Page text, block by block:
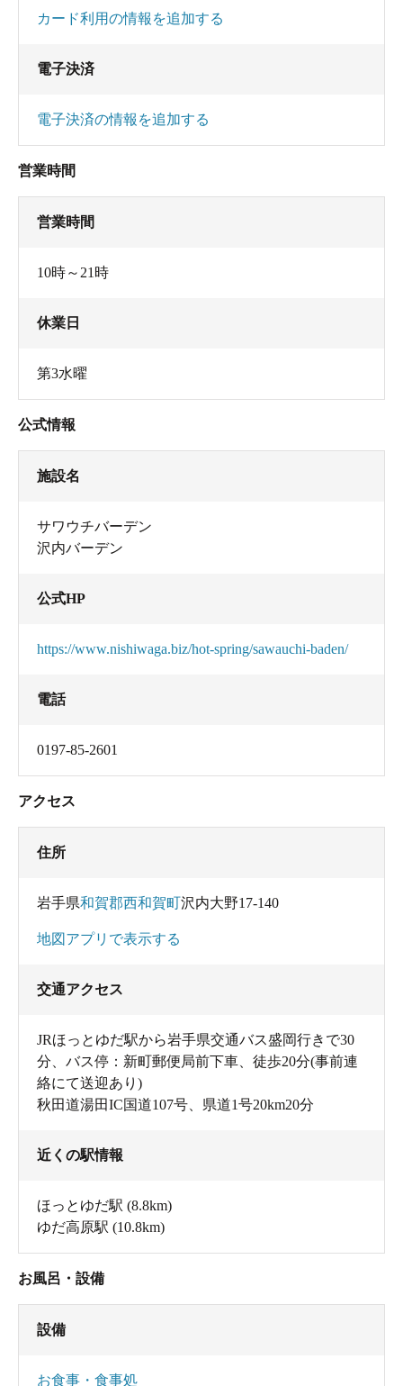
カード利用の情報を追加する
電子決済
電子決済の情報を追加する
営業時間
営業時間
10時～21時
休業日
第3水曜
公式情報
施設名
サワウチバーデン
沢内バーデン
公式HP
https://www.nishiwaga.biz/hot-spring/sawauchi-baden/
電話
0197-85-2601
アクセス
住所
岩手県和賀郡西和賀町沢内大野17-140
地図アプリで表示する
交通アクセス
JRほっとゆだ駅から岩手県交通バス盛岡行きで30
分、バス停：新町郵便局前下車、徒歩20分(事前連
絡にて送迎あり)
秋田道湯田IC国道107号、県道1号20km20分
近くの駅情報
ほっとゆだ駅 (8.8km)
ゆだ高原駅 (10.8km)
お風呂・設備
設備
お食事・食事処